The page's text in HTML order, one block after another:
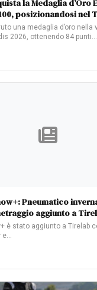
la Medaglia d’Oro
posizionandosi nel
una medaglia d’oro nella
2026, ottenendo 84 punti…
Pneumatico
aggiunto a
è stato aggiunto a Tirelab
e…